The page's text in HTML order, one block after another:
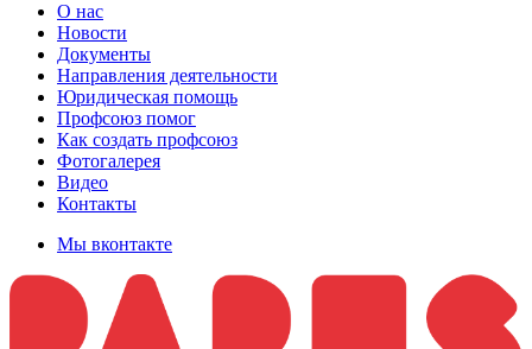
О нас
Новости
Документы
Направления деятельности
Юридическая помощь
Профсоюз помог
Как создать профсоюз
Фотогалерея
Видео
Контакты
Мы вконтакте